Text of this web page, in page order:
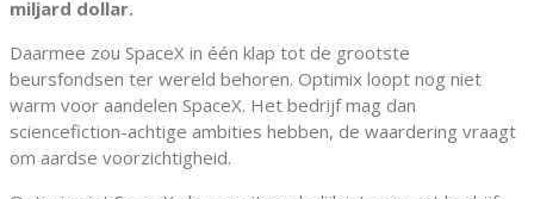
miljard dollar.
Daarmee zou SpaceX in één klap tot de grootste
beursfondsen ter wereld behoren. Optimix loopt nog niet
warm voor aandelen SpaceX. Het bedrijf mag dan
sciencefiction-achtige ambities hebben, de waardering vraagt
om aardse voorzichtigheid.